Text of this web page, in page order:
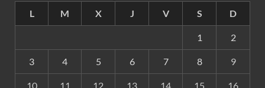
L
M X J V S D
1 2
3 4 5 6 7 8 9
10 11 12 13 14 15 16